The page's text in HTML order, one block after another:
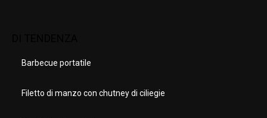
Barbecue portatile
Filetto di manzo con chutney di ciliegie